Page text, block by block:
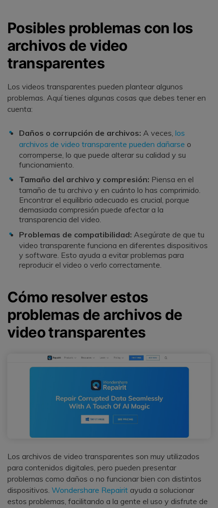
Posibles problemas con los
archivos de video
transparentes
Los videos transparentes pueden plantear algunos
problemas. Aquí tienes algunas cosas que debes tener en
cuenta:
Daños o corrupción de archivos: A veces, los
archivos de video transparente pueden dañarse o
corromperse, lo que puede alterar su calidad y su
funcionamiento.
Tamaño del archivo y compresión: Piensa en el
tamaño de tu archivo y en cuánto lo has comprimido.
Encontrar el equilibrio adecuado es crucial, porque
demasiada compresión puede afectar a la
transparencia del video.
Problemas de compatibilidad: Asegúrate de que tu
video transparente funciona en diferentes dispositivos
y software. Esto ayuda a evitar problemas para
reproducir el video o verlo correctamente.
Cómo resolver estos
problemas de archivos de
video transparentes
Los archivos de video transparentes son muy utilizados
para contenidos digitales, pero pueden presentar
problemas como daños o no funcionar bien con distintos
dispositivos. Wondershare Repairit ayuda a solucionar
estos problemas, facilitando a la gente el uso y disfrute de